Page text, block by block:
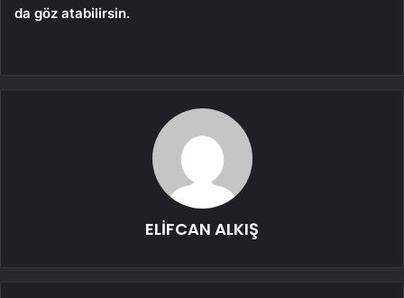
da göz atabilirsin.
ELİFCAN ALKIŞ